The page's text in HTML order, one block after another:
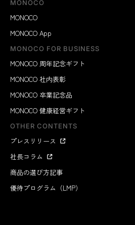
MONOCO
MONOCO
MONOCO App
MONOCO FOR BUSINESS
MONOCO 周年記念ギフト
MONOCO 社内表彰
MONOCO 卒業記念品
MONOCO 健康経営ギフト
OTHER CONTENTS
プレスリリース
社長コラム
商品の選び方記事
優待プログラム（LMP）